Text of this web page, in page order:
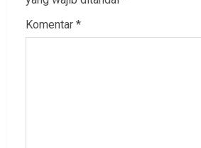
Komentar *